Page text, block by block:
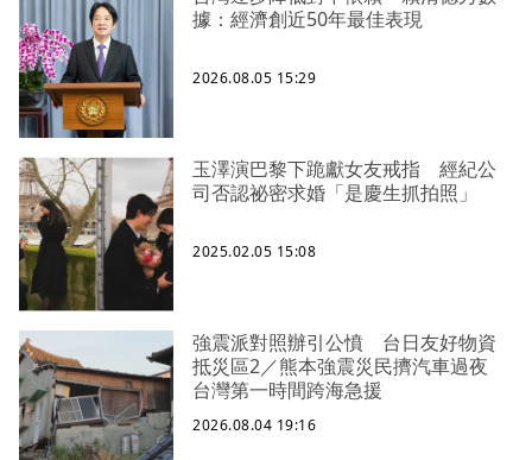
據：經濟創近50年最佳表現
2026.08.05 15:29
玉澤演巴黎下跪獻女友戒指 經紀公
司否認祕密求婚「是慶生抓拍照」
2025.02.05 15:08
強震派對照辦引公憤 台日友好物資
抵災區2／熊本強震災民擠汽車過夜
台灣第一時間跨海急援
2026.08.04 19:16